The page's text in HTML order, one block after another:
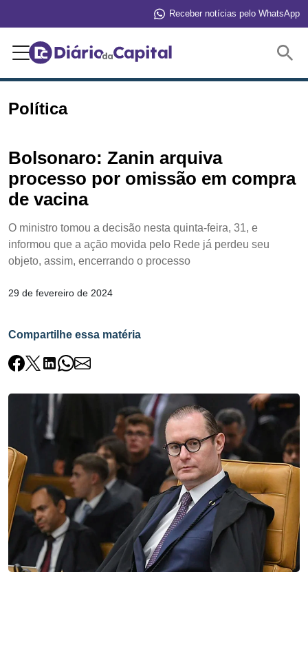
Receber notícias pelo WhatsApp
Política
Bolsonaro: Zanin arquiva
processo por omissão em compra
de vacina
O ministro tomou a decisão nesta quinta-feira, 31, e
informou que a ação movida pelo Rede já perdeu seu
objeto, assim, encerrando o processo
29 de fevereiro de 2024
Compartilhe essa matéria